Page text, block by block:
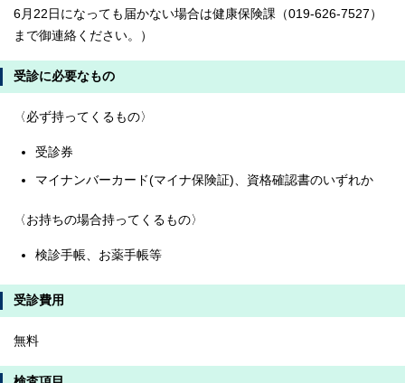
6月22日になっても届かない場合は健康保険課（019-626-7527）
まで御連絡ください。）
受診に必要なもの
〈必ず持ってくるもの〉
受診券
マイナンバーカード(マイナ保険証)、資格確認書のいずれか
〈お持ちの場合持ってくるもの〉
検診手帳、お薬手帳等
受診費用
無料